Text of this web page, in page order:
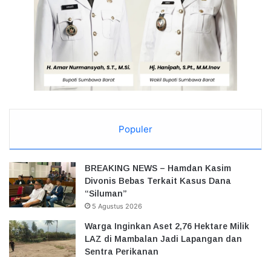
Populer
BREAKING NEWS – Hamdan Kasim
Divonis Bebas Terkait Kasus Dana
“Siluman”
5 Agustus 2026
Warga Inginkan Aset 2,76 Hektare Milik
LAZ di Mambalan Jadi Lapangan dan
Sentra Perikanan